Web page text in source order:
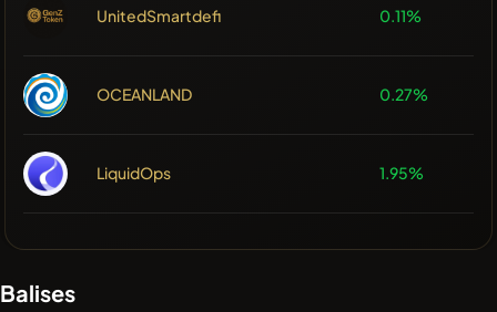
UnitedSmartdefi 0.11%
OCEANLAND 0.27%
LiquidOps 1.95%
Balises